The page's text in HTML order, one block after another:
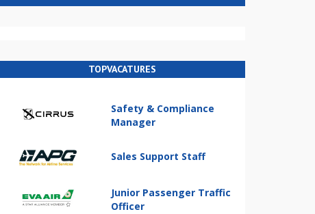
TOPVACATURES
Safety & Compliance
Manager
Sales Support Staff
Junior Passenger Traffic
Officer